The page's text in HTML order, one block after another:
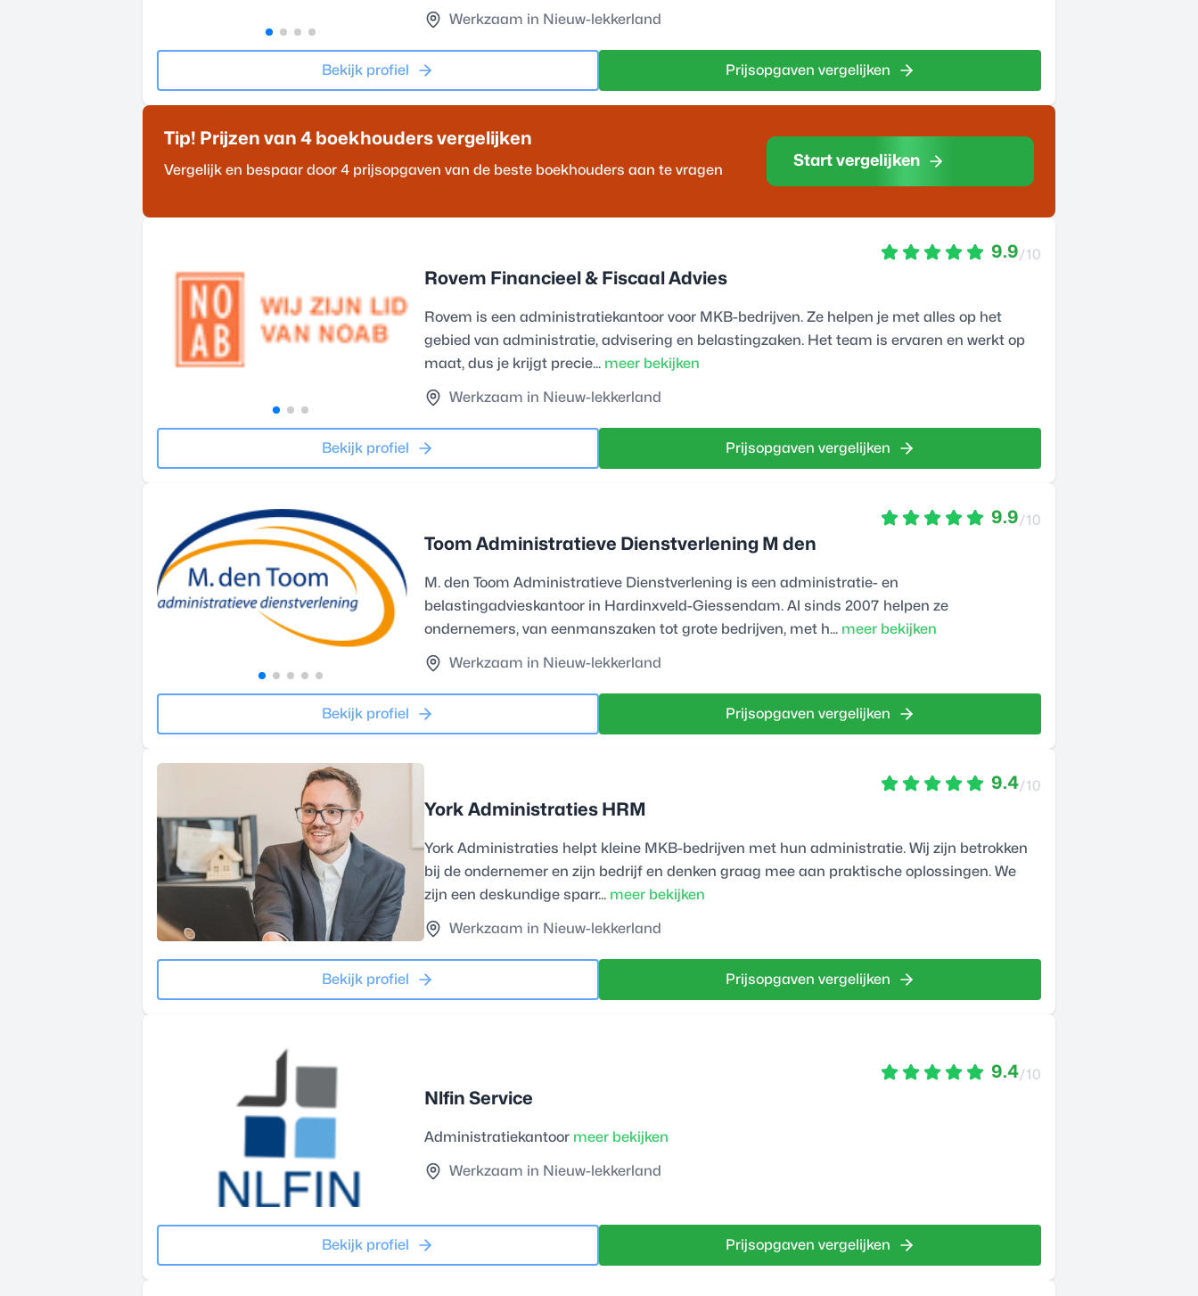
Werkzaam in Nieuw-lekkerland
Bekijk profiel Prijsopgaven vergelijken
Tip! Prijzen van 4 boekhouders vergelijken
Vergelijk en bespaar door 4 prijsopgaven van de beste boekhouders aan te vragen
Start vergelijken
9.9/10
Rovem Financieel & Fiscaal Advies
Rovem is een administratiekantoor voor MKB-bedrijven. Ze helpen je met alles op het
gebied van administratie, advisering en belastingzaken. Het team is ervaren en werkt op
maat, dus je krijgt precie... meer bekijken
Werkzaam in Nieuw-lekkerland
Bekijk profiel Prijsopgaven vergelijken
9.9/10
Toom Administratieve Dienstverlening M den
M. den Toom Administratieve Dienstverlening is een administratie- en
belastingadvieskantoor in Hardinxveld-Giessendam. Al sinds 2007 helpen ze
ondernemers, van eenmanszaken tot grote bedrijven, met h... meer bekijken
Werkzaam in Nieuw-lekkerland
Bekijk profiel Prijsopgaven vergelijken
9.4/10
York Administraties HRM
York Administraties helpt kleine MKB-bedrijven met hun administratie. Wij zijn betrokken
bij de ondernemer en zijn bedrijf en denken graag mee aan praktische oplossingen. We
zijn een deskundige sparr... meer bekijken
Werkzaam in Nieuw-lekkerland
Bekijk profiel Prijsopgaven vergelijken
9.4/10
Nlfin Service
Administratiekantoor meer bekijken
Werkzaam in Nieuw-lekkerland
Bekijk profiel Prijsopgaven vergelijken